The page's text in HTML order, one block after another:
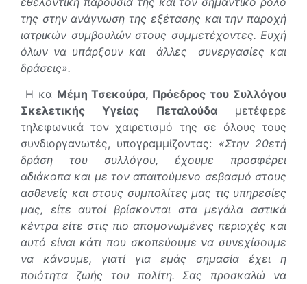
της στην ανάγνωση της εξέτασης και την παροχή
ιατρικών συμβουλών στους συμμετέχοντες. Ευχή
όλων να υπάρξουν και άλλες συνεργασίες και
δράσεις».
Η κα Μέµη Τσεκούρα, Πρόεδρος του Συλλόγου
Σκελετικής Υγείας Πεταλούδα μετέφερε
τηλεφωνικά τον χαιρετισμό της σε όλους τους
συνδιοργανωτές, υπογραμμίζοντας: «Στην 20ετή
δράση του συλλόγου, έχουμε προσφέρει
αδιάκοπα και µε τον απαιτούμενο σεβασμό στους
ασθενείς και στους συμπολίτες µας τις υπηρεσίες
µας, είτε αυτοί βρίσκονται στα μεγάλα αστικά
κέντρα είτε στις πιο απομονωμένες περιοχές και
αυτό είναι κάτι που σκοπεύουμε να συνεχίσουμε
να κάνουμε, γιατί για εμάς σημασία έχει η
ποιότητα ζωής του πολίτη. Σας προσκαλώ να